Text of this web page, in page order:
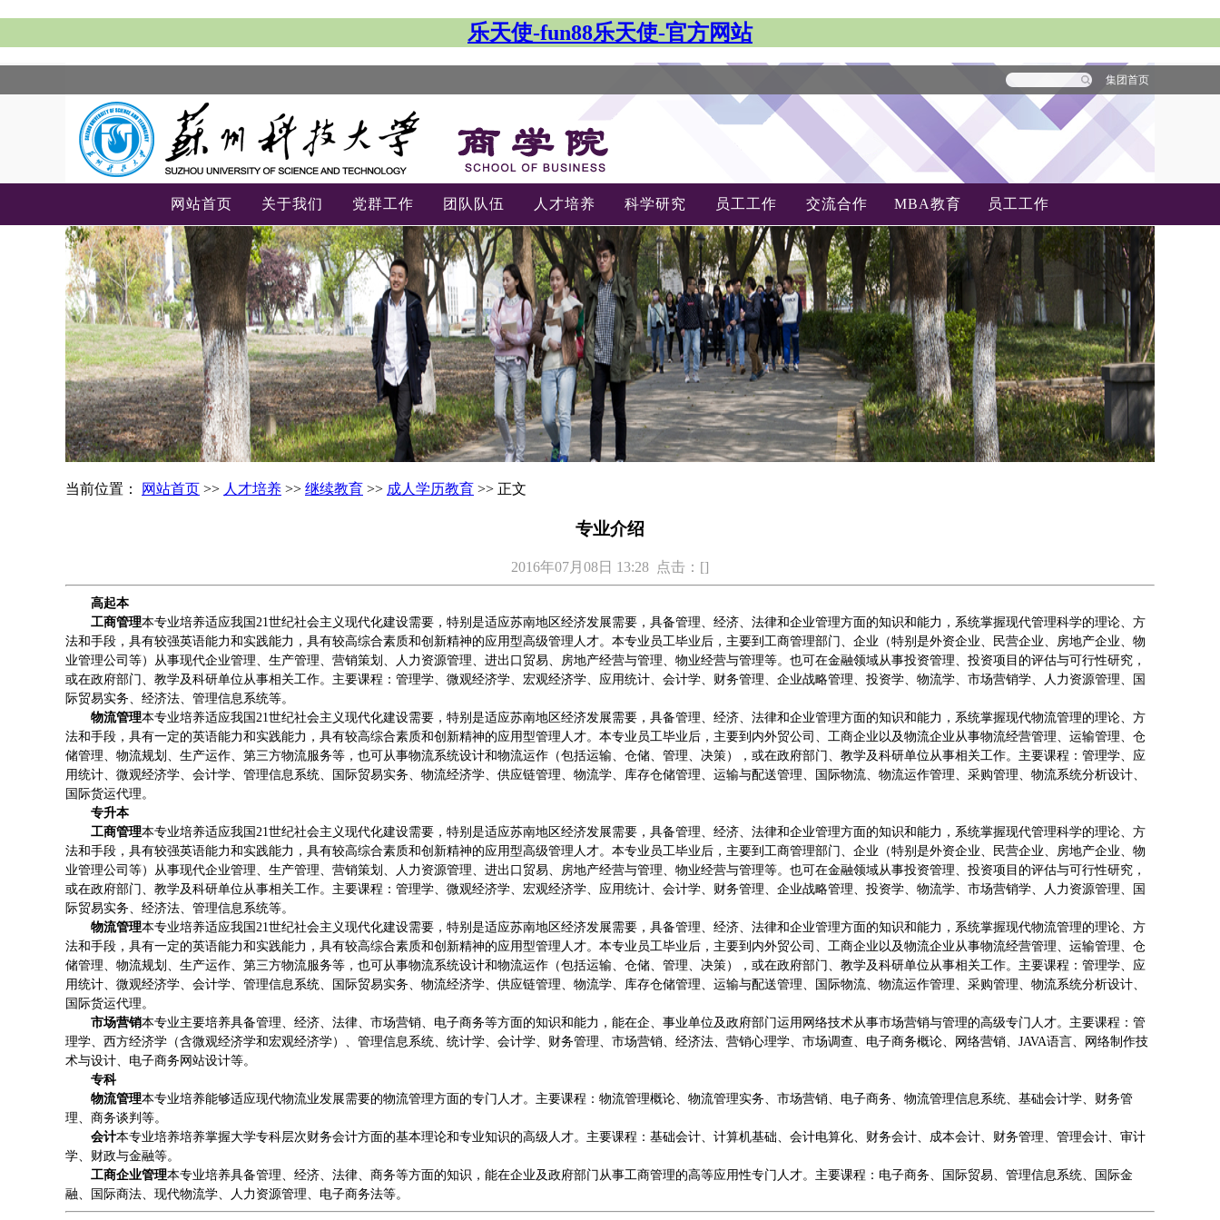
乐天使-fun88乐天使-官方网站
集团首页
网站首页 关于我们 党群工作 团队队伍 人才培养 科学研究 员工工作 交流合作 MBA教育 员工工作
-->
当前位置： 网站首页 >> 人才培养 >> 继续教育 >> 成人学历教育 >> 正文
专业介绍
2016年07月08日 13:28 点击：[]
高起本
工商管理本专业培养适应我国21世纪社会主义现代化建设需要，特别是适应苏南地区经济发展需要，具备管理、经济、法律和企业管理方面的知识和能力，系统掌握现代管理科学的理论、方
法和手段，具有较强英语能力和实践能力，具有较高综合素质和创新精神的应用型高级管理人才。本专业员工毕业后，主要到工商管理部门、企业（特别是外资企业、民营企业、房地产企业、物
业管理公司等）从事现代企业管理、生产管理、营销策划、人力资源管理、进出口贸易、房地产经营与管理、物业经营与管理等。也可在金融领域从事投资管理、投资项目的评估与可行性研究，
或在政府部门、教学及科研单位从事相关工作。主要课程：管理学、微观经济学、宏观经济学、应用统计、会计学、财务管理、企业战略管理、投资学、物流学、市场营销学、人力资源管理、国
际贸易实务、经济法、管理信息系统等。
物流管理本专业培养适应我国21世纪社会主义现代化建设需要，特别是适应苏南地区经济发展需要，具备管理、经济、法律和企业管理方面的知识和能力，系统掌握现代物流管理的理论、方
法和手段，具有一定的英语能力和实践能力，具有较高综合素质和创新精神的应用型管理人才。本专业员工毕业后，主要到内外贸公司、工商企业以及物流企业从事物流经营管理、运输管理、仓
储管理、物流规划、生产运作、第三方物流服务等，也可从事物流系统设计和物流运作（包括运输、仓储、管理、决策），或在政府部门、教学及科研单位从事相关工作。主要课程：管理学、应
用统计、微观经济学、会计学、管理信息系统、国际贸易实务、物流经济学、供应链管理、物流学、库存仓储管理、运输与配送管理、国际物流、物流运作管理、采购管理、物流系统分析设计、
国际货运代理。
专升本
工商管理本专业培养适应我国21世纪社会主义现代化建设需要，特别是适应苏南地区经济发展需要，具备管理、经济、法律和企业管理方面的知识和能力，系统掌握现代管理科学的理论、方
法和手段，具有较强英语能力和实践能力，具有较高综合素质和创新精神的应用型高级管理人才。本专业员工毕业后，主要到工商管理部门、企业（特别是外资企业、民营企业、房地产企业、物
业管理公司等）从事现代企业管理、生产管理、营销策划、人力资源管理、进出口贸易、房地产经营与管理、物业经营与管理等。也可在金融领域从事投资管理、投资项目的评估与可行性研究，
或在政府部门、教学及科研单位从事相关工作。主要课程：管理学、微观经济学、宏观经济学、应用统计、会计学、财务管理、企业战略管理、投资学、物流学、市场营销学、人力资源管理、国
际贸易实务、经济法、管理信息系统等。
物流管理本专业培养适应我国21世纪社会主义现代化建设需要，特别是适应苏南地区经济发展需要，具备管理、经济、法律和企业管理方面的知识和能力，系统掌握现代物流管理的理论、方
法和手段，具有一定的英语能力和实践能力，具有较高综合素质和创新精神的应用型管理人才。本专业员工毕业后，主要到内外贸公司、工商企业以及物流企业从事物流经营管理、运输管理、仓
储管理、物流规划、生产运作、第三方物流服务等，也可从事物流系统设计和物流运作（包括运输、仓储、管理、决策），或在政府部门、教学及科研单位从事相关工作。主要课程：管理学、应
用统计、微观经济学、会计学、管理信息系统、国际贸易实务、物流经济学、供应链管理、物流学、库存仓储管理、运输与配送管理、国际物流、物流运作管理、采购管理、物流系统分析设计、
国际货运代理。
市场营销本专业主要培养具备管理、经济、法律、市场营销、电子商务等方面的知识和能力，能在企、事业单位及政府部门运用网络技术从事市场营销与管理的高级专门人才。主要课程：管
理学、西方经济学（含微观经济学和宏观经济学）、管理信息系统、统计学、会计学、财务管理、市场营销、经济法、营销心理学、市场调查、电子商务概论、网络营销、JAVA语言、网络制作技
术与设计、电子商务网站设计等。
专科
物流管理本专业培养能够适应现代物流业发展需要的物流管理方面的专门人才。主要课程：物流管理概论、物流管理实务、市场营销、电子商务、物流管理信息系统、基础会计学、财务管
理、商务谈判等。
会计本专业培养培养掌握大学专科层次财务会计方面的基本理论和专业知识的高级人才。主要课程：基础会计、计算机基础、会计电算化、财务会计、成本会计、财务管理、管理会计、审计
学、财政与金融等。
工商企业管理本专业培养具备管理、经济、法律、商务等方面的知识，能在企业及政府部门从事工商管理的高等应用性专门人才。主要课程：电子商务、国际贸易、管理信息系统、国际金
融、国际商法、现代物流学、人力资源管理、电子商务法等。